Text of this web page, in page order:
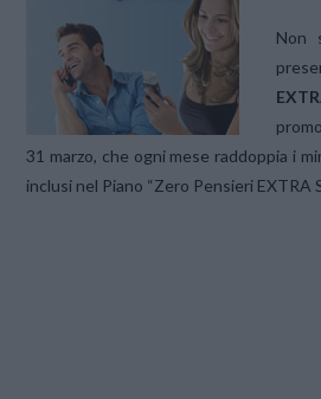
Non
31 marzo, che ogni mese raddoppia i
inclusi nel Piano “Zero Pensieri EXTRA